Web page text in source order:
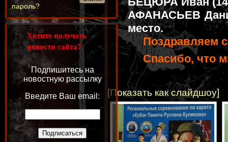
АФАНАСЬЕВ
место.
Поздравляем
Спасибо, что
[Показать как слайдшоу]
пароль?
Хотите получать
новости сайта?
Подпишитесь на
новостную рассылку
Введите Ваш email: